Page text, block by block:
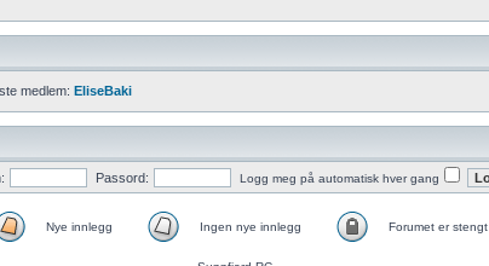
medlem: EliseBaki
Passord: Logg meg på automatisk hver gang
Nye innlegg Ingen nye innlegg Forumet er stengt